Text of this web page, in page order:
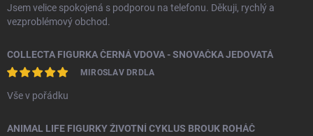
Jsem velice spokojená s podporou na telefonu. Děkuji, rychlý a
vezproblémový obchod.
COLLECTA FIGURKA ČERNÁ VDOVA - SNOVAČKA JEDOVATÁ
MIROSLAV DRDLA
Vše v pořádku
ANIMAL LIFE FIGURKY ŽIVOTNÍ CYKLUS BROUK ROHÁČ